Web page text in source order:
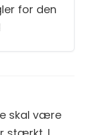
skal være